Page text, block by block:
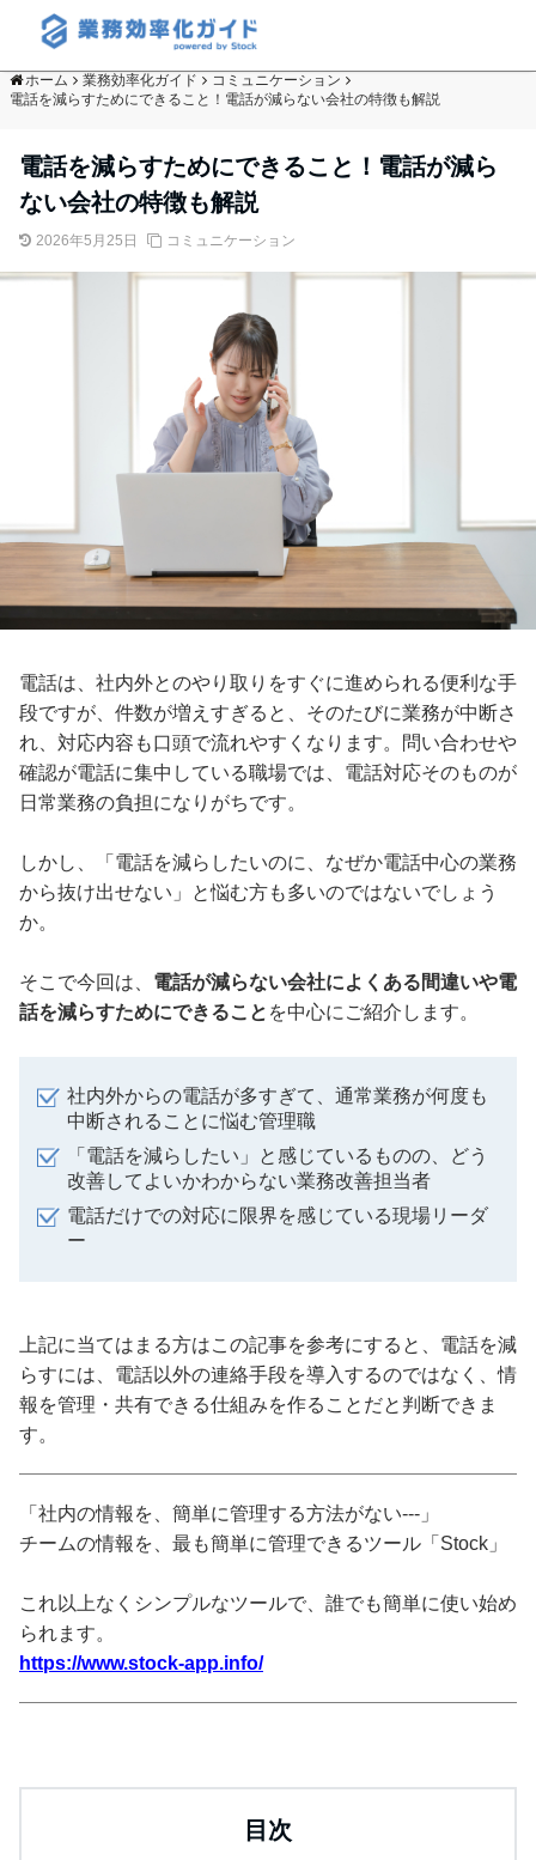
ホーム 業務効率化ガイド
コミュニケーション
電話を減らすためにできること！電話が減らない会社の特徴も解説
電話を減らすためにできること！電話が減ら
ない会社の特徴も解説
2026年5月25日 コミュニケーション
電話は、社内外とのやり取りをすぐに進められる便利な手
段ですが、件数が増えすぎると、そのたびに業務が中断さ
れ、対応内容も口頭で流れやすくなります。問い合わせや
確認が電話に集中している職場では、電話対応そのものが
日常業務の負担になりがちです。
しかし、「電話を減らしたいのに、なぜか電話中心の業務
から抜け出せない」と悩む方も多いのではないでしょう
か。
そこで今回は、 電話が減らない会社によくある間違いや電
話を減らすためにできること を中心にご紹介します。
社内外からの電話が多すぎて、通常業務が何度も
中断されることに悩む管理職
「電話を減らしたい」と感じているものの、どう
改善してよいかわからない業務改善担当者
電話だけでの対応に限界を感じている現場リーダ
ー
上記に当てはまる方はこの記事を参考にすると、電話を減
らすには、電話以外の連絡手段を導入するのではなく、情
報を管理・共有できる仕組みを作ることだと判断できま
す。
「社内の情報を、簡単に管理する方法がない---」
チームの情報を、最も簡単に管理できるツール「Stock」
これ以上なくシンプルなツールで、誰でも簡単に使い始め
られます。
https://www.stock-app.info/
目次